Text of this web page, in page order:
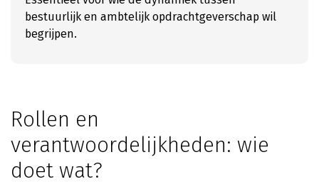
bestuurlijk en ambtelijk opdrachtgeverschap wil
begrijpen.
Rollen en
verantwoordelijkheden: wie
doet wat?